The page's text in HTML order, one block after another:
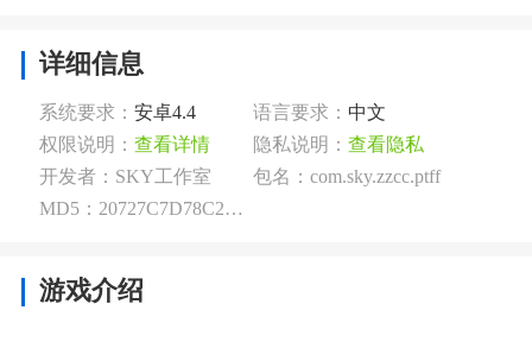
详细信息
系统要求： 安卓4.4 语言要求： 中文
权限说明： 查看详情 隐私说明： 查看隐私
开发者：SKY工作室
包名：com.sky.zzcc.ptff
MD5：20727C7D78C2DEAC34E64E6AE4F19B80
游戏介绍